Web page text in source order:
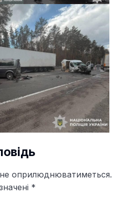
оприлюднюватиметься.
*